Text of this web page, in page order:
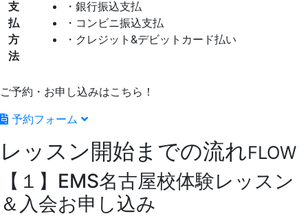
支
払
方
法
・銀行振込支払
・コンビニ振込支払
・クレジット&デビットカード払い
ご予約・お申し込みはこちら！
予約フォーム
レッスン開始までの流れFLOW
【１】EMS名古屋校体験レッスン
＆入会お申し込み